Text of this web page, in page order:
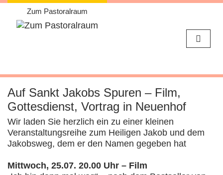
Weiter
zum
Inhalt
Zum Pastoralraum
Auf Sankt Jakobs Spuren – Film,
Gottesdienst, Vortrag in Neuenhof
Wir laden Sie herzlich ein zu einer kleinen
Veranstaltungsreihe zum Heiligen Jakob und dem
Jakobsweg, dem er den Namen gegeben hat
Mittwoch, 25.07. 20.00 Uhr – Film